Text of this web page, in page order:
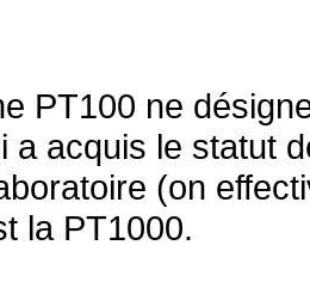
PT100 ne
a acquis le statut
(on
la PT1000.